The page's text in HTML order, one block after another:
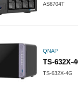
AS6704T
QNAP
TS-632X-
TS-632X-4G